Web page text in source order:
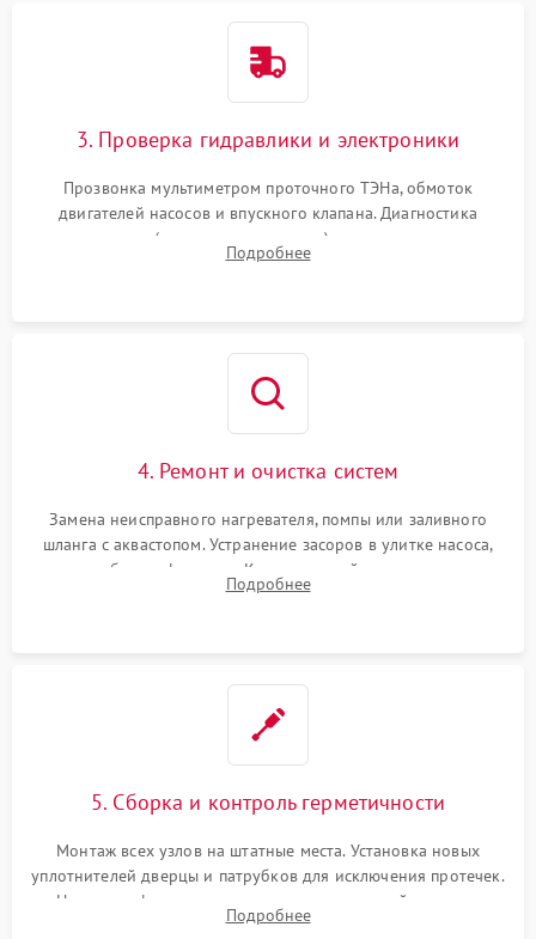
3. Проверка гидравлики и электроники
Прозвонка мультиметром проточного ТЭНа, обмоток
двигателей насосов и впускного клапана. Диагностика
прессостата (датчика уровня воды), датчика мутности,
концевика дверцы и электронного модуля управления.
Подробнее
4. Ремонт и очистка систем
Замена неисправного нагревателя, помпы или заливного
шланга с аквастопом. Устранение засоров в улитке насоса,
патрубках и фильтрах. Компонентный ремонт платы
управления, восстановление поврежденной проводки.
Подробнее
5. Сборка и контроль герметичности
Монтаж всех узлов на штатные места. Установка новых
уплотнителей дверцы и патрубков для исключения протечек.
Надежная фиксация хомутов гидравлической системы,
сборка корпуса и установка датчика поплавка.
Подробнее